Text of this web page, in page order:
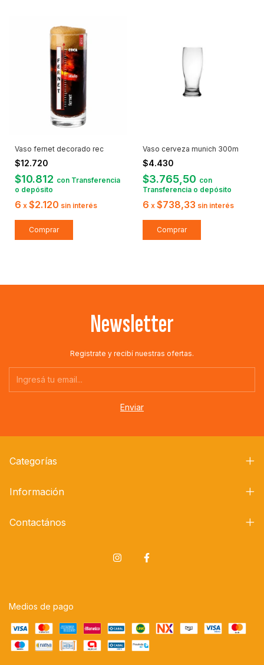
Vaso fernet decorado rec
$12.720
$10.812 con Transferencia
o depósito
6 x $2.120 sin interés
Vaso cerveza munich 300m
$4.430
$3.765,50 con
Transferencia o depósito
6 x $738,33 sin interés
Newsletter
Registrate y recibí nuestras ofertas.
Categorías
Información
Contactános
Medios de pago